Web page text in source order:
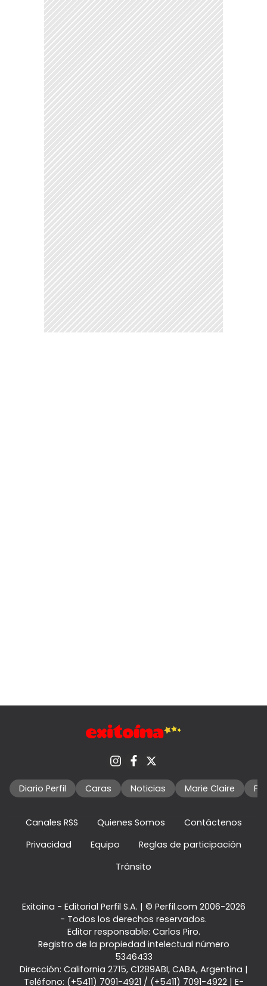
Diario Perfil Caras Noticias Marie Claire
Canales RSS Quienes Somos
Contáctenos
Privacidad
Equipo
Reglas de participación
Tránsito
Exitoina - Editorial Perfil S.A. | © Perfil.com 2006-2026
- Todos los derechos reservados.
Editor responsable: Carlos Piro.
Registro de la propiedad intelectual número
5346433
Dirección: California 2715, C1289ABI, CABA, Argentina |
Teléfono: (+5411) 7091-4921 / (+5411) 7091-4922| E-